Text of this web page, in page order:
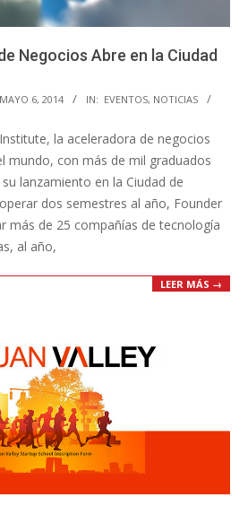
Negocios Abre en la Ciudad
MAYO 6, 2014 IN: EVENTOS, NOTICIAS
la aceleradora de negocios
mundo, con más de mil graduados
lanzamiento en la Ciudad de
dos semestres al año, Founder
más de 25 compañías de tecnología
al año,
LEER MÁS →